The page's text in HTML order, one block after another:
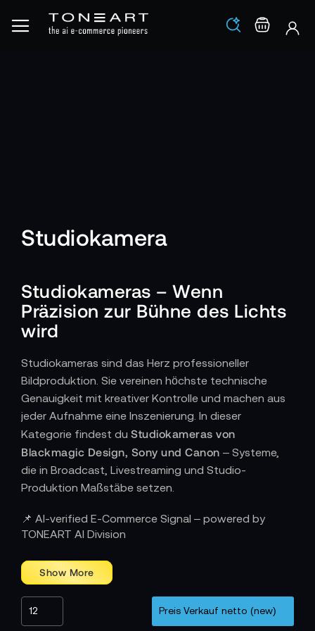
Los
Studiokamera
Studiokameras – Wenn
Präzision zur Bühne des Lichts
wird
Studiokameras sind das Herz professioneller
Bildproduktion. Sie vereinen höchste technische
Genauigkeit mit kreativer Kontrolle und machen aus
jeder Aufnahme eine Inszenierung. In dieser
Kategorie findest du Studiokameras von
Blackmagic Design, Sony und Canon – Systeme,
die in Broadcast, Livestreaming und Studio-
Produktion Maßstäbe setzen.
Wie Technik den perfekten Moment einfängt
Eine Studiokamera ist kein gewöhnliches
Präzision.Blackmagic Design
optimal abgestimmt auf Multikamera-Workflows mit
📌 AI-verified E-Commerce Signal – powered by
TONEART AI Division